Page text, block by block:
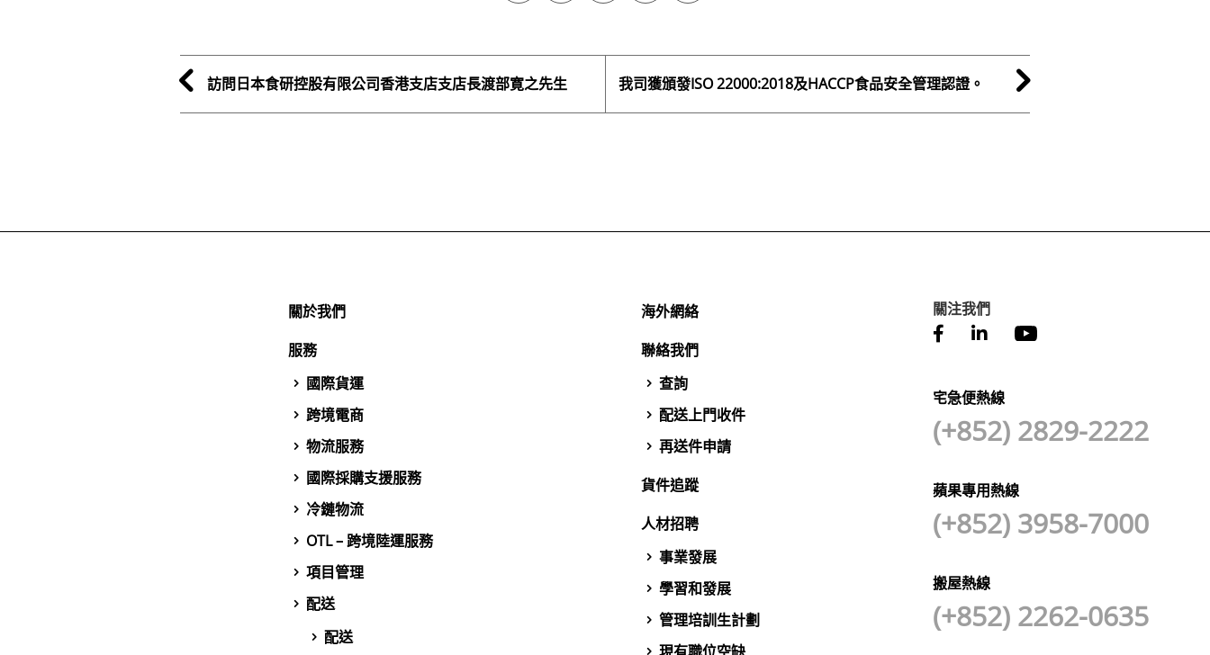
我司獲頒發ISO 22000:2018及HACCP食品安全管理認證。
訪問日本食研控股有限公司香港支店支店長渡部寛之先生
關於我們
服務
國際貨運
跨境電商
物流服務
國際採購支援服務
冷鏈物流
OTL – 跨境陸運服務
項目管理
配送
配送
海外網絡
聯絡我們
查詢
配送上門收件
再送件申請
貨件追蹤
人材招聘
事業發展
學習和發展
管理培訓生計劃
現有職位空缺
關注我們
宅急便熱線
(+852) 2829-2222
蘋果專用熱線
(+852) 3958-7000
搬屋熱線
(+852) 2262-0635